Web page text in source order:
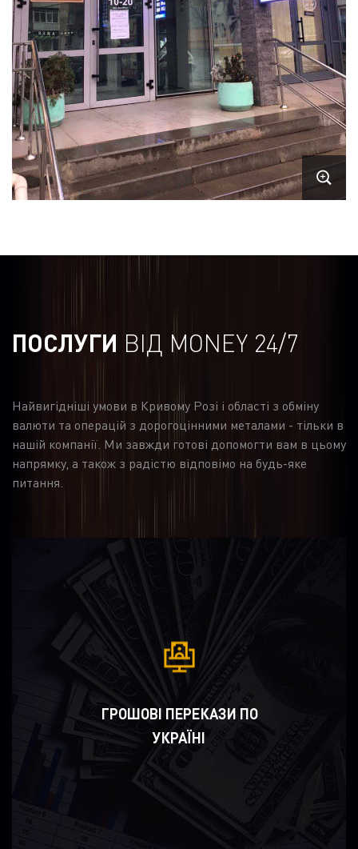
ПОСЛУГИ ВІД MONEY 24/7
Найвигідніші умови в Кривому Розі і області з обміну
валюти та операцій з дорогоцінними металами - тільки в
нашій компанії. Ми завжди готові допомогти вам в цьому
напрямку, а також з радістю відповімо на будь-яке
питання.
ГРОШОВІ ПЕРЕКАЗИ ПО
УКРАЇНІ